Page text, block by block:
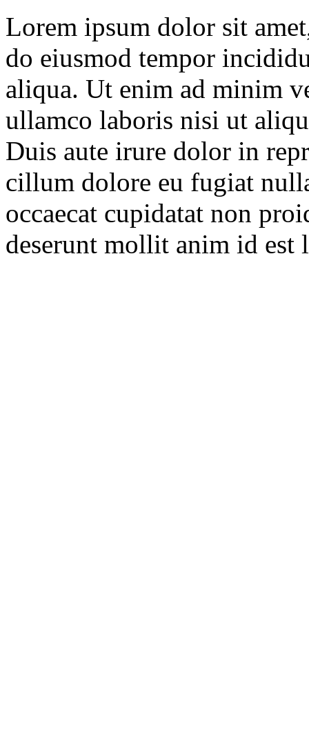
Lorem ipsum dolor sit
do eiusmod tempor
aliqua. Ut enim ad minim
ullamco laboris nisi ut
Duis aute irure dolor in
cillum dolore eu fugiat
occaecat cupidatat non
deserunt mollit anim id est